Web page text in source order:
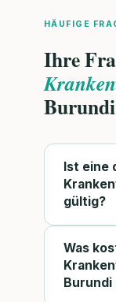
HÄUFIGE
Ihre
Ist eine
gültig?
Was